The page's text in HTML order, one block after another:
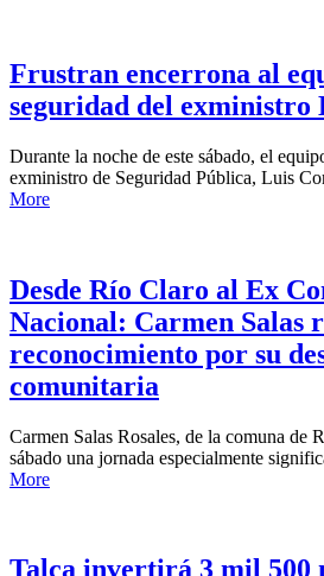
Frustran encerrona al
seguridad del exministro
Durante la noche de este sábado, el
exministro de Seguridad Pública, Luis
More
Desde Río Claro al Ex
Nacional: Carmen Salas
reconocimiento por su
comunitaria
Carmen Salas Rosales, de la comuna de
sábado una jornada especialmente
More
Talca invertirá 3 mil 500